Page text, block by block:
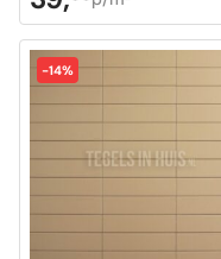
prijs
was:
54,95.
prijs
is:
39,95.
-14%